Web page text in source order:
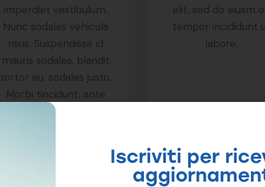
imperdiet vestibulum.
Nunc sodales vehicula
risus. Suspendisse id
mauris sodales, blandit
tortor eu, sodales justo.
Morbi tincidunt, ante
vel suscipit volutpat,
elit, sed do eiusm
tempor incididunt
labore.
Iscriviti per